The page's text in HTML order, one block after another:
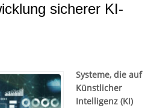
sicherer KI-
Systeme, die auf
Künstlicher
Intelligenz (KI)